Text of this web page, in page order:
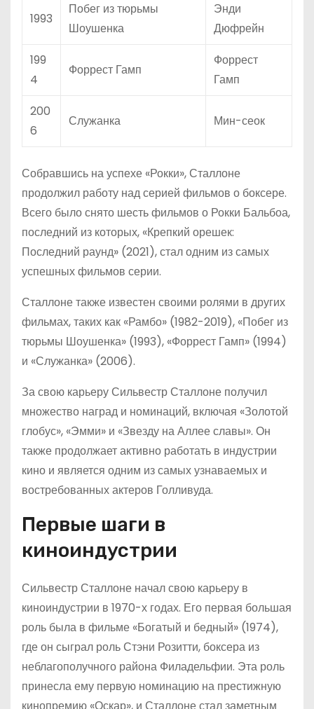
1993
Побег из тюрьмы
Шоушенка
Энди
Дюфрейн
199
4
Форрест Гамп
Форрест
Гамп
200
6
Служанка Мин-сеок
Собравшись на успехе «Рокки», Сталлоне
продолжил работу над серией фильмов о боксере.
Всего было снято шесть фильмов о Рокки Бальбоа,
последний из которых, «Крепкий орешек:
Последний раунд» (2021), стал одним из самых
успешных фильмов серии.
Сталлоне также известен своими ролями в других
фильмах, таких как «Рамбо» (1982-2019), «Побег из
тюрьмы Шоушенка» (1993), «Форрест Гамп» (1994)
и «Служанка» (2006).
За свою карьеру Сильвестр Сталлоне получил
множество наград и номинаций, включая «Золотой
глобус», «Эмми» и «Звезду на Аллее славы». Он
также продолжает активно работать в индустрии
кино и является одним из самых узнаваемых и
востребованных актеров Голливуда.
Первые шаги в
киноиндустрии
Сильвестр Сталлоне начал свою карьеру в
киноиндустрии в 1970-х годах. Его первая большая
роль была в фильме «Богатый и бедный» (1974),
где он сыграл роль Стэни Розитти, боксера из
неблагополучного района Филадельфии. Эта роль
принесла ему первую номинацию на престижную